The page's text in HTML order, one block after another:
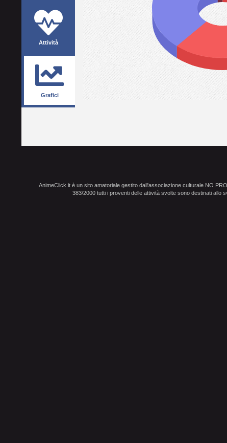
Attività
Grafici
AnimeClick.it è un sito amatoriale gestito dall'associazione culturale NO
383/2000 tutti i proventi delle attività svolte sono destinati allo